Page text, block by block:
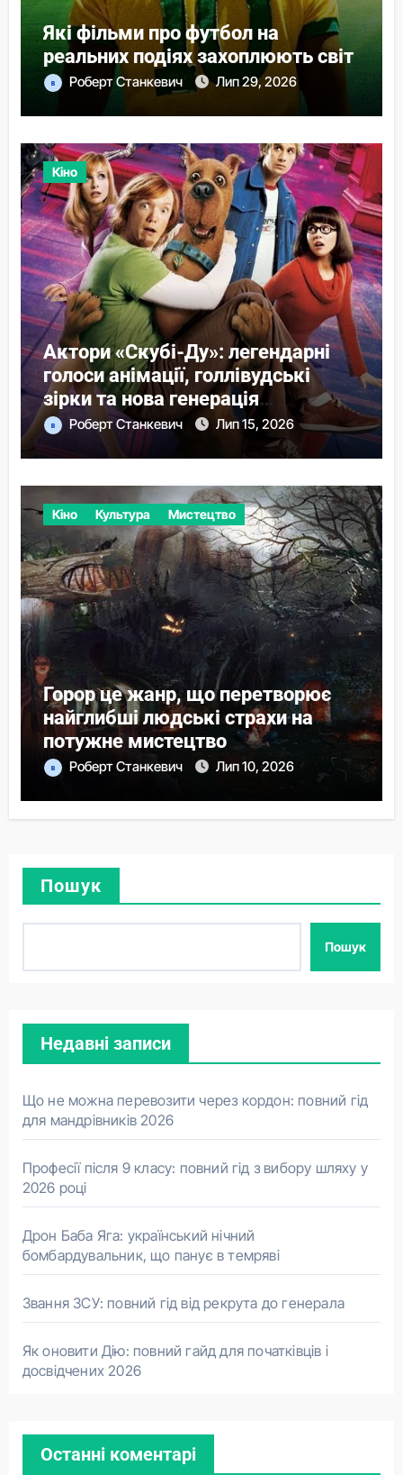
Які фільми про футбол на
реальних подіях захоплюють світ
Роберт Станкевич Лип 29, 2026
Кіно
Актори «Скубі-Ду»: легендарні
голоси анімації, голлівудські
зірки та нова генерація
детективів
Роберт Станкевич Лип 15, 2026
Кіно Культура Мистецтво
Горор це жанр, що перетворює
найглибші людські страхи на
потужне мистецтво
Роберт Станкевич Лип 10, 2026
Пошук
Пошук
Недавні записи
Що не можна перевозити через кордон: повний гід
для мандрівників 2026
Професії після 9 класу: повний гід з вибору шляху у
2026 році
Дрон Баба Яга: український нічний
бомбардувальник, що панує в темряві
Звання ЗСУ: повний гід від рекрута до генерала
Як оновити Дію: повний гайд для початківців і
досвідчених 2026
Останні коментарі